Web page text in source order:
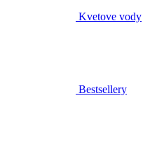
Kvetove vody
Bestsellery